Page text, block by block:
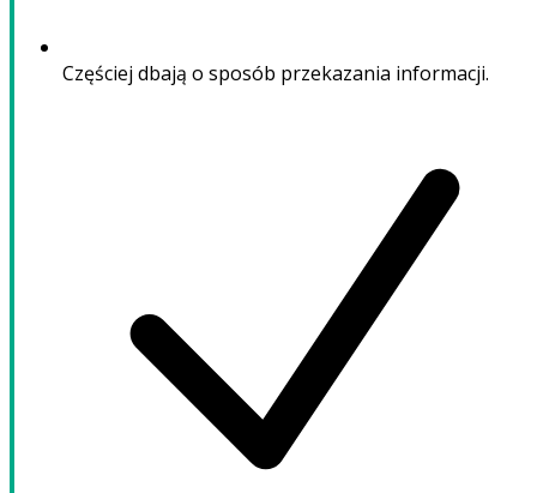
Częściej dbają o sposób przekazania informacji.